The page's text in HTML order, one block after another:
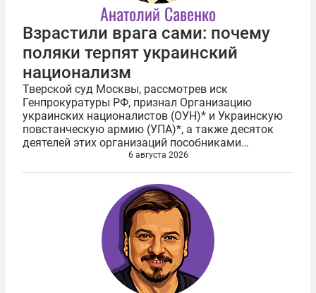
Анатолий Савенко
Взрастили врага сами: почему
поляки терпят украинский
национализм
Тверской суд Москвы, рассмотрев иск
Генпрокуратуры РФ, признал Организацию
украинских националистов (ОУН)* и Украинскую
повстанческую армию (УПА)*, а также десяток
деятелей этих организаций пособниками
нацистской Германии в преступлениях против
советских граждан (львовский погром, Бабий Яр,
6 августа 2026